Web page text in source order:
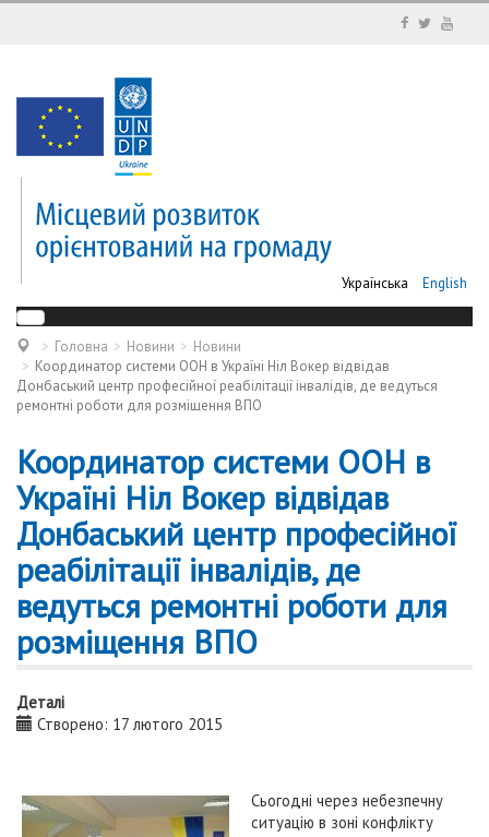
Українська English
Головна Новини
Новини
Координатор системи ООН в Україні Ніл Вокер відвідав
Донбаський центр професійної реабілітації інвалідів, де ведуться
ремонтні роботи для розміщення ВПО
Координатор системи ООН в
Україні Ніл Вокер відвідав
Донбаський центр професійної
реабілітації інвалідів, де
ведуться ремонтні роботи для
розміщення ВПО
Деталі
Створено: 17 лютого 2015
Сьогодні через небезпечну
ситуацію в зоні конфлікту